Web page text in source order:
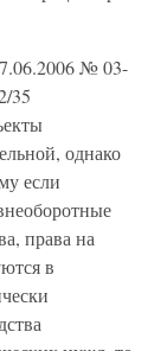
№ 03-
35
однако
если
права на
в